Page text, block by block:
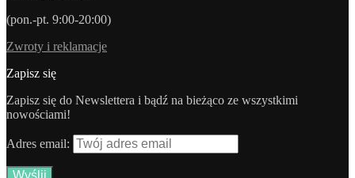
(pon.-pt. 9:00-20:00)
Zwroty i reklamacje
Zapisz się
Zapisz się do Newslettera i bądź na bieżąco ze wszystkimi
nowościami!
Adres email: